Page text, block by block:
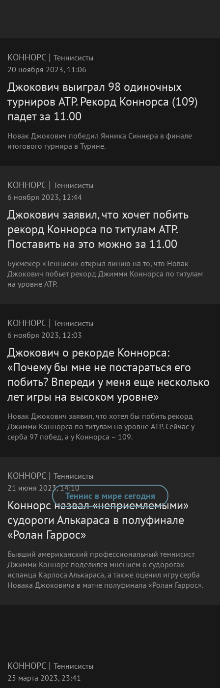
КОННОРС | Теннисисты
20 ноября 2023, 11:06
Джокович выиграл 98 одиночных
турниров ATP. Рекорд Коннорса (109)
падет за 11.00
Новак Джокович победил Янника Синнера в финале
итогового турнира в Турине.
КОННОРС | Теннисисты
6 ноября 2023, 12:44
Джокович заявил, что хочет побить
рекорд Коннорса по титулам ATP.
Поставить на это можно за 11.00
Букмекер «Тенниси» открыл линию на то, что Новак
Джокович побьет рекорд Джимми Коннорса по титулам
на уровне ATP.
КОННОРС | Теннисисты
6 ноября 2023, 12:03
Джокович о рекорде Коннорса:
«Почему бы мне не постараться его
побить? Впереди у меня еще несколько
лет игры на высоком уровне»
Новак Джокович заявил, что хотел бы побить рекорд
Джимми Коннорса по титулам на уровне ATP. Сейчас у
серба 97 побед, а у Коннорса – 109.
КОННОРС | Теннисисты
21 июня 2023, 14:10
Коннорс назвал «неприемлемыми»
судороги Алькараса в полуфинале
«Ролан Гаррос»
Бывший американский профессиональный теннисист
Джимми Коннорс поделился мнением о судорогах
испанца Карлоса Алькараса, а также оценил игру серба
Новака Джоковича в матче полуфинала «Ролан Гаррос».
КОННОРС | Теннисисты
25 марта 2023, 23:41
Теннис в мире сегодня